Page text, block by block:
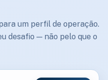
um perfil de operação.
desafio — não pelo que o